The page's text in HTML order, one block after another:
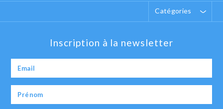
Catégories
Inscription à la newsletter